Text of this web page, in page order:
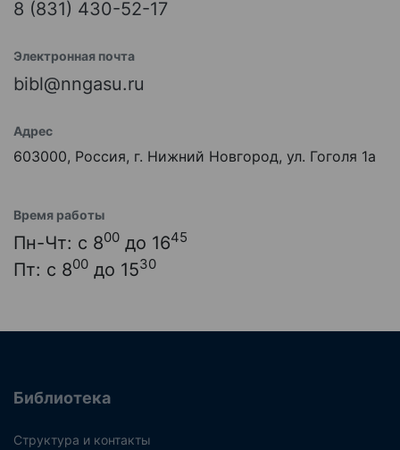
8 (831) 430-52-17
Электронная почта
bibl@nngasu.ru
Адрес
603000, Россия, г. Нижний Новгород, ул. Гоголя 1а
Время работы
Пн-Чт: с 800 до 1645
Пт: с 800 до 1530
Библиотека
Структура и контакты